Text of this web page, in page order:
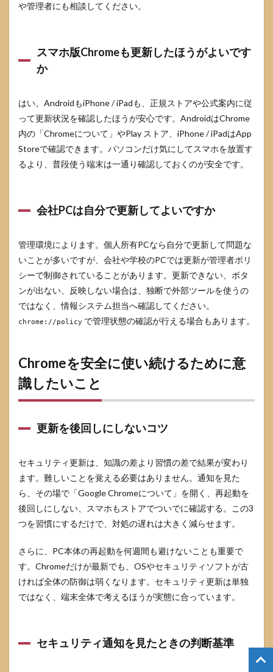
や管理者にも相談してください。
スマホ版Chromeも更新したほうがよいです
か
はい。AndroidもiPhone / iPadも、正規ストアや公式案内に従
って更新状況を確認したほうが安心です。AndroidはChrome
内の「Chromeについて」やPlay ストア、iPhone / iPadはApp
Storeで確認できます。パソコンだけ気にしてスマホを放置す
るより、普段使う端末は一通り確認しておくのが安全です。
会社PCは自分で更新してよいですか
管理環境によります。個人所有PCなら自分で更新して問題な
いことが多いですが、会社や学校のPCでは更新が管理者ポリ
シーで制御されていることがあります。更新できない、ボタ
ンが出ない、反映しない場合は、独断で外部ツールを使うの
ではなく、情報システム担当へ確認してください。
chrome://policy で管理状態の確認が行える場合もあります。
Chromeを安全に使い続けるために意
識したいこと
更新を後回しにしないコツ
セキュリティ更新は、知識の差より習慣の差で結果が変わり
ます。難しいことを覚える必要はありません。通知を見た
ら、その場で「Google Chromeについて」を開く、再起動を
後回しにしない、スマホもストアでついでに確認する。この3
つを習慣にするだけで、対処の遅れは大きく減らせます。
さらに、PC本体の再起動を何週間も避けないことも重要で
す。Chromeだけが最新でも、OSやセキュリティソフトが古
ければ全体の防御は弱くなります。セキュリティ更新は単独
ではなく、端末全体で考えるほうが実態に合っています。
セキュリティ通知を見たときの判断基準